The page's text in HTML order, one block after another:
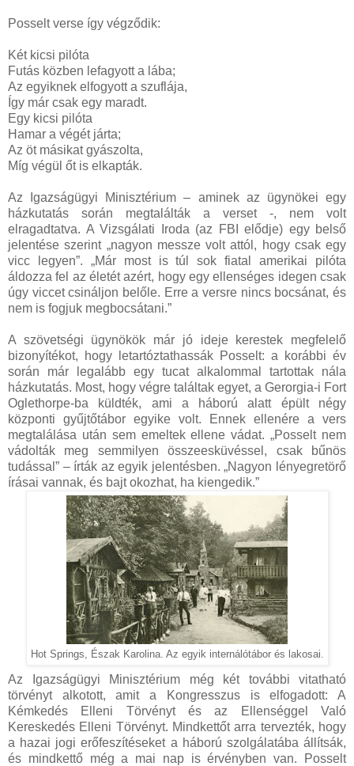
Posselt verse így végződik:
Két kicsi pilóta
Futás közben lefagyott a lába;
Az egyiknek elfogyott a szuflája,
Így már csak egy maradt.
Egy kicsi pilóta
Hamar a végét járta;
Az öt másikat gyászolta,
Míg végül őt is elkapták.
Az Igazságügyi Minisztérium – aminek az ügynökei egy
házkutatás során megtalálták a verset -, nem volt
elragadtatva. A Vizsgálati Iroda (az FBI elődje) egy belső
jelentése szerint „nagyon messze volt attól, hogy csak egy
vicc legyen”. „Már most is túl sok fiatal amerikai pilóta
áldozza fel az életét azért, hogy egy ellenséges idegen csak
úgy viccet csináljon belőle. Erre a versre nincs bocsánat, és
nem is fogjuk megbocsátani.”
A szövetségi ügynökök már jó ideje kerestek megfelelő
bizonyítékot, hogy letartóztathassák Posselt: a korábbi év
során már legalább egy tucat alkalommal tartottak nála
házkutatás. Most, hogy végre találtak egyet, a Gerorgia-i Fort
Oglethorpe-ba küldték, ami a háború alatt épült négy
központi gyűjtőtábor egyike volt. Ennek ellenére a vers
megtalálása után sem emeltek ellene vádat. „Posselt nem
vádolták meg semmilyen összeesküvéssel, csak bűnös
tudással” – írták az egyik jelentésben. „Nagyon lényegretörő
írásai vannak, és bajt okozhat, ha kiengedik.”
Hot Springs, Észak Karolina. Az egyik internálótábor és lakosai.
Az Igazságügyi Minisztérium még két további vitatható
törvényt alkotott, amit a Kongresszus is elfogadott: A
Kémkedés Elleni Törvényt és az Ellenséggel Való
Kereskedés Elleni Törvényt. Mindkettőt arra tervezték, hogy
a hazai jogi erőfeszítéseket a háború szolgálatába állítsák,
és mindkettő még a mai nap is érvényben van. Posselt